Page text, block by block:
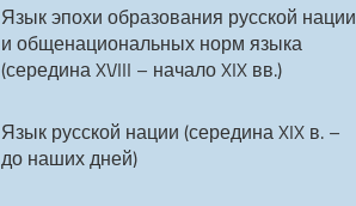
Язык эпохи образования русской нации
и общенациональных норм языка
(середина XVIII – начало XIX вв.)
Язык русской нации (середина XIX в. –
до наших дней)